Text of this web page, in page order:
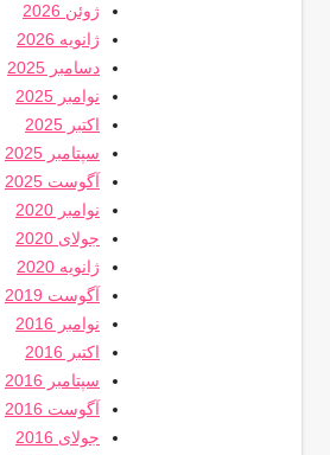
ژوئن 2026
ژانویه 2026
دسامبر 2025
نوامبر 2025
اکتبر 2025
سپتامبر 2025
آگوست 2025
نوامبر 2020
جولای 2020
ژانویه 2020
آگوست 2019
نوامبر 2016
اکتبر 2016
سپتامبر 2016
آگوست 2016
جولای 2016